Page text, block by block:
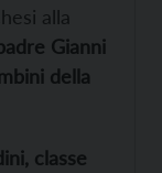
alla
Gianni
della
classe